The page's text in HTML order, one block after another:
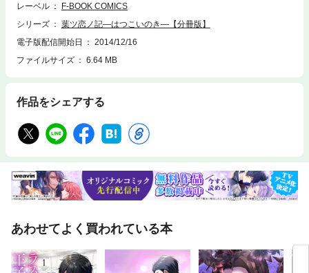
レーベル
F-BOOK COMICS
シリーズ
葉ツ恋ノ記―はつこいのき―【分冊版】
電子版配信開始日
2014/12/16
ファイルサイズ
6.64 MB
作品をシェアする
あわせてよく買われている本